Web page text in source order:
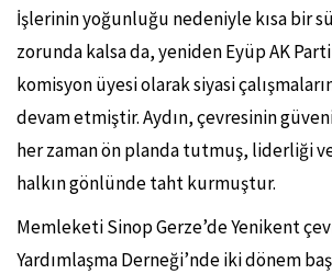
İşlerinin yoğunluğu nedeniyle kısa bir
zorunda kalsa da, yeniden Eyüp AK
komisyon üyesi olarak siyasi
devam etmiştir. Aydın, çevresinin
her zaman ön planda tutmuş, liderliği
halkın gönlünde taht kurmuştur.
Memleketi Sinop Gerze’de Yenikent
Yardımlaşma Derneği’nde iki dönem